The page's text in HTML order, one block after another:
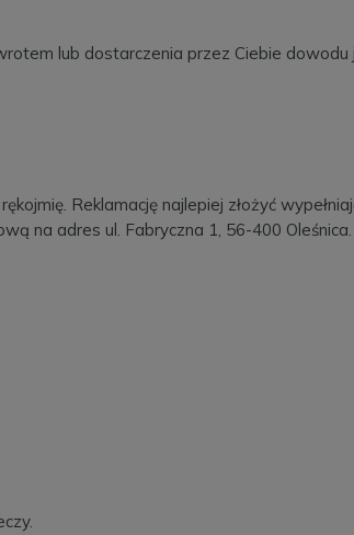
lub dostarczenia przez Ciebie dowodu
Reklamację najlepiej złożyć
na adres ul. Fabryczna 1, 56-400 Oleśnica.